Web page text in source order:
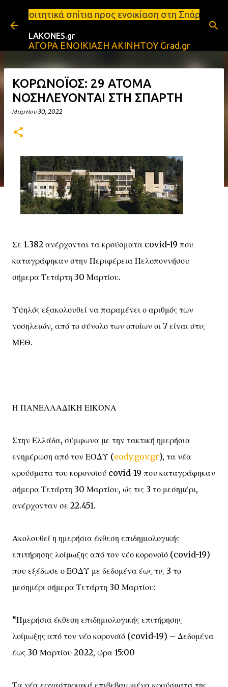
Μετάβαση στο κύριο περιεχόμενο
προς ενοικίαση στη Σπάρτη Ενοικιάσεις
LAKONES.gr
ΑΓΟΡΑ ΕΝΟΙΚΙΑΣΗ ΑΚΙΝΗΤΟΥ Grad.gr
ΚΟΡΩΝΟΪΟΣ: 29 ΑΤΟΜΑ
ΝΟΣΗΛΕΥΟΝΤΑΙ ΣΤΗ ΣΠΑΡΤΗ
Μαρτίου 30, 2022
Σε 1.382 ανέρχονται τα κρούσματα covid-19 που
καταγράφηκαν στην Περιφέρεια Πελοποννήσου
σήμερα Τετάρτη 30 Μαρτίου.
Υψηλός εξακολουθεί να παραμένει ο αριθμός των
νοσηλειών, από το σύνολο των οποίων οι 7 είναι στις
ΜΕΘ.
Η ΠΑΝΕΛΛΑΔΙΚΗ ΕΙΚΟΝΑ
Στην Ελλάδα, σύμφωνα με την τακτική ημερήσια
ενημέρωση από τον ΕΟΔΥ (eody.gov.gr), τα νέα
κρούσματα του κορονοϊού covid-19 που καταγράφηκαν
σήμερα Τετάρτη 30 Μαρτίου, ώς τις 3 το μεσημέρι,
ανέρχονταν σε 22.451.
Ακολουθεί η ημερήσια έκθεση επιδημιολογικής
επιτήρησης λοίμωξης από τον νέο κορονοϊό (covid-19)
που εξέδωσε ο ΕΟΔΥ με δεδομένα έως τις 3 το
μεσημέρι σήμερα Τετάρτη 30 Μαρτίου:
“Ημερήσια έκθεση επιδημιολογικής επιτήρησης
λοίμωξης από τον νέο κορονοϊό (covid-19) – Δεδομένα
έως 30 Μαρτίου 2022, ώρα 15:00
Τα νέα εργαστηριακά επιβεβαιωμένα κρούσματα της